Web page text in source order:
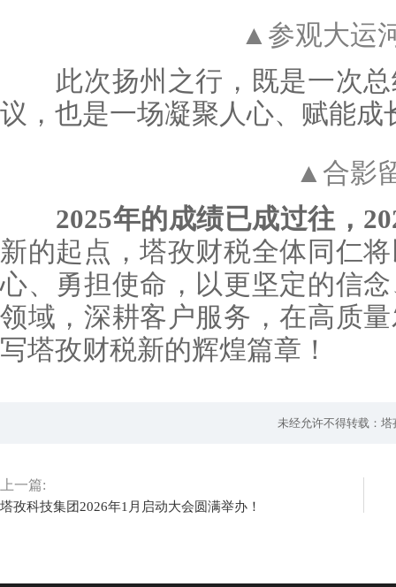
▲财税团
会议结束，团建活动让大家
馨的团建聚餐，让彼此在美食与